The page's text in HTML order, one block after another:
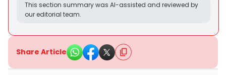
This section summary was AI-assisted and reviewed by
our editorial team.
Share Article